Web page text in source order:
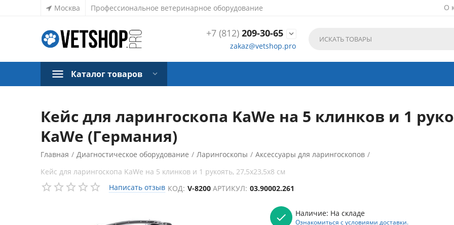
Москва Профессиональное ветеринарное оборудование О
+7 (812)209-30-65 
zakaz@vetshop.pro
Каталог товаров
Кейс для ларингоскопа KaWe на 5 клинков и 1
KaWe (Германия)
Главная / Диагностическое оборудование / Ларингоскопы / Аксессуары для ларингоскопов /
Кейс для ларингоскопа KaWe на 5 клинков и 1 рукоять, 27,5х23,5х8 см
Написать отзыв КОД: V-8200 АРТИКУЛ: 03.90002.261
Наличие: На складе
Ознакомиться с условиями доставки.